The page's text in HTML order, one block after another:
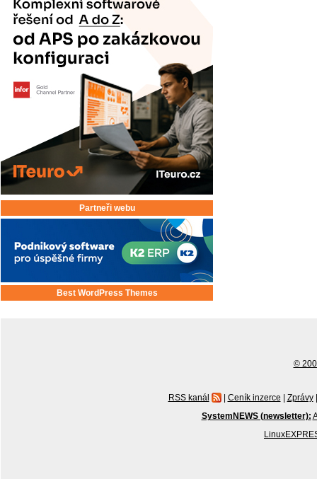
Partneři webu
Best WordPress Themes
©
RSS kanál | Ceník inzerce | Zprávy |
SystemNEWS (newsletter):